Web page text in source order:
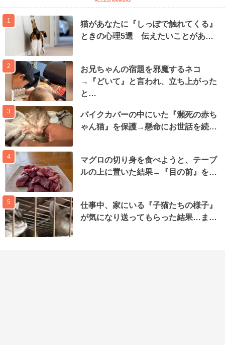
1
猫があなたに『しっぽで触れてくる』
ときの心理5選 伝えたいことがあ…
2
お兄ちゃんの宿題を邪魔するネコ
→『どいて』と言われ、立ち上がった
と…
3
バイクカバーの中にいた『瀕死の赤ち
ゃん猫』を保護→懸命にお世話を続…
4
マグロの切り身を食べようと、テーブ
ルの上に置いた結果→『目の前』を…
5
仕事中、家にいる『子猫たちの様子』
が気になり送ってもらった結果…ま…